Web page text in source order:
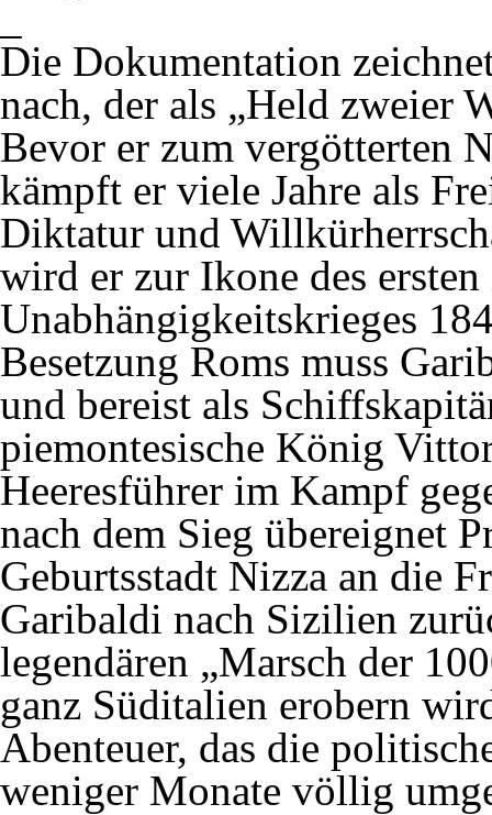
Die Dokumentation
nach, der als „Held zweier
Bevor er zum vergötterten
kämpft er viele Jahre als
Diktatur und
wird er zur Ikone des
Unabhängigkeitskrieges
Besetzung Roms muss
und bereist als
piemontesische König
Heeresführer im Kampf
nach dem Sieg übereignet
Geburtsstadt Nizza an die
Garibaldi nach Sizilien
legendären „Marsch der
ganz Süditalien erobern
Abenteuer, das die
weniger Monate völlig